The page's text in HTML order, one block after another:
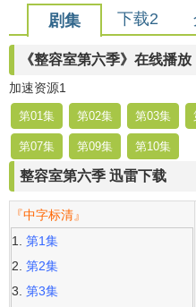
剧集 下载2
《整容室第六季》在线播放
加速资源1
第01集 第02集 第03集
第07集 第09集 第10集
整容室第六季 迅雷下载
『中字标清』
第1集
第2集
第3集